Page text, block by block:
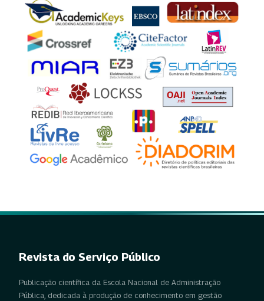
Revista do Serviço Público
Publicação científica da Escola Nacional de Administração
Pública, dedicada à produção de conhecimento em gestão